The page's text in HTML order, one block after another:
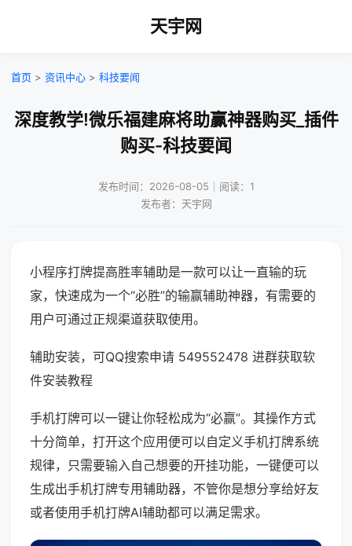
天宇网
首页 > 资讯中心 > 科技要闻
深度教学!微乐福建麻将助赢神器购买_插件
购买-科技要闻
发布时间：2026-08-05｜阅读：1
发布者：天宇网
小程序打牌提高胜率辅助是一款可以让一直输的玩
家，快速成为一个“必胜”的输赢辅助神器，有需要的
用户可通过正规渠道获取使用。
辅助安装，可QQ搜索申请 549552478 进群获取软
件安装教程
手机打牌可以一键让你轻松成为“必赢”。其操作方式
十分简单，打开这个应用便可以自定义手机打牌系统
规律，只需要输入自己想要的开挂功能，一键便可以
生成出手机打牌专用辅助器，不管你是想分享给好友
或者使用手机打牌AI辅助都可以满足需求。